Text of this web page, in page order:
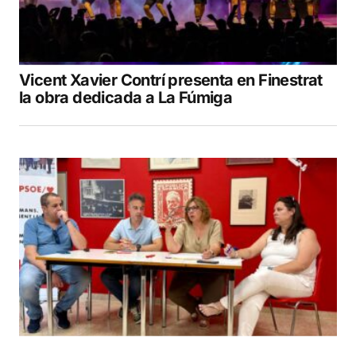
Vicent Xavier Contrí presenta en Finestrat
la obra dedicada a La Fúmiga